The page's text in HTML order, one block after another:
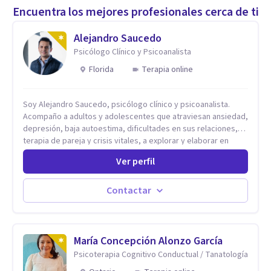
Encuentra los mejores profesionales cerca de ti
Alejandro Saucedo
Psicólogo Clínico y Psicoanalista
Florida
Terapia online
Soy Alejandro Saucedo, psicólogo clínico y psicoanalista.
Acompaño a adultos y adolescentes que atraviesan ansiedad,
depresión, baja autoestima, dificultades en sus relaciones,
terapia de pareja y crisis vitales, a explorar y elaborar en
profundidad los conflictos internos que generan malestar en
autoconocimiento y análisis, es posible acceder a las
historias personales, elaborar las experiencias del pasado y
resignificarlas, liberando su influencia para construir un futuro
esta conversación abierta y del trabajo analítico conjunto, se
exploran las vivencias que aún condicionan el presente, se les
otorga un nuevo sentido y se transforma su impacto
Ver perfil
Contactar
María Concepción Alonzo García
Psicoterapia Cognitivo Conductual / Tanatología